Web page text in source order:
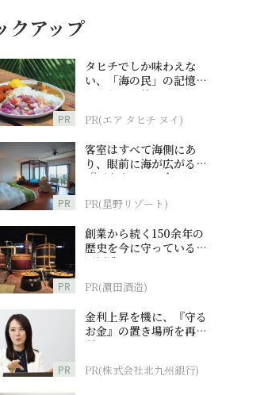
クアップ
PR
タヒチでしか味わえな
い、「海の民」の記憶へ
とつながる旅
PR(エア タヒチ ヌイ)
PR
客室はすべて海側にあ
り、眼前に海が広がる
『西表島ホテル by 星野
PR(星野リゾート)
PR
創業から続く150余年の
歴史を今に守っている濵
田酒造
PR(濵田酒造)
PR
金利上昇を機に、『守る
お金』の置き場所を再検
討
PR(株式会社北九州銀行)